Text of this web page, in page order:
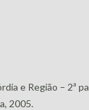
e Região – 2ª
2005.